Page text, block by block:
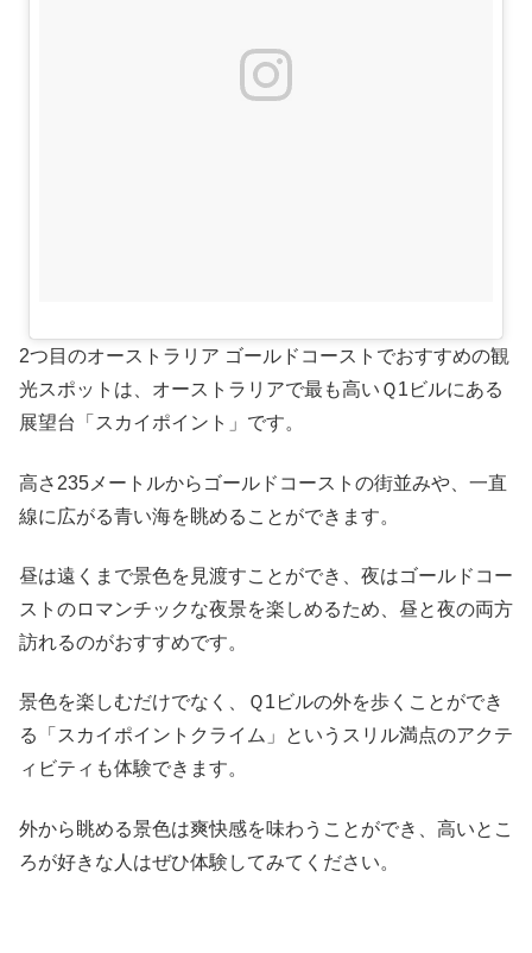
2つ目のオーストラリア ゴールドコーストでおすすめの観
光スポットは、オーストラリアで最も高いＱ1ビルにある
展望台「スカイポイント」です。
高さ235メートルからゴールドコーストの街並みや、一直
線に広がる青い海を眺めることができます。
昼は遠くまで景色を見渡すことができ、夜はゴールドコー
ストのロマンチックな夜景を楽しめるため、昼と夜の両方
訪れるのがおすすめです。
景色を楽しむだけでなく、Ｑ1ビルの外を歩くことができ
る「スカイポイントクライム」というスリル満点のアクテ
ィビティも体験できます。
外から眺める景色は爽快感を味わうことができ、高いとこ
ろが好きな人はぜひ体験してみてください。